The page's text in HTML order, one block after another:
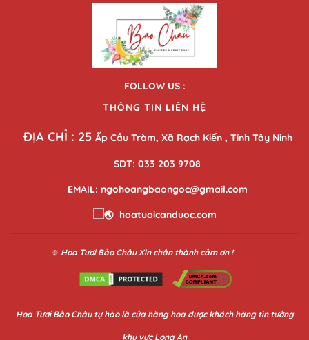
FOLLOW US :
THÔNG TIN LIÊN HỆ
ĐỊA CHỈ : 25 Ấp Cầu Tràm, Xã Rạch Kiến , Tỉnh Tây Ninh
SDT: 033 203 9708
EMAIL: ngohoangbaongoc@gmail.com
hoatuoicanduoc.com
❇️ Hoa Tươi Bảo Châu Xin chân thành cảm ơn !
Hoa Tươi Bảo Châutự hào là cửa hàng hoa được khách hàng tin tưởng
khu vực Long An